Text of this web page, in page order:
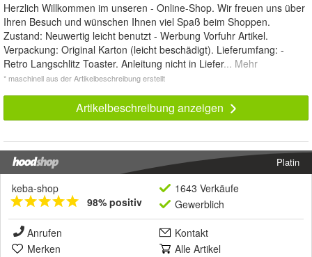
Herzlich Willkommen im unseren - Online-Shop. Wir freuen uns über
Ihren Besuch und wünschen Ihnen viel Spaß beim Shoppen.
Zustand: Neuwertig leicht benutzt - Werbung Vorfuhr Artikel.
Verpackung: Original Karton (leicht beschädigt). Lieferumfang: -
Retro Langschlitz Toaster. Anleitung nicht in Liefer... Mehr
* maschinell aus der Artikelbeschreibung erstellt
Artikelbeschreibung anzeigen
Platin
keba-shop
98% positiv
1643 Verkäufe
Gewerblich
Anrufen
Kontakt
Merken
Alle Artikel